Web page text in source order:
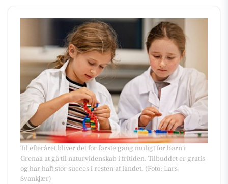
Til efteråret bliver det for første gang muligt for børn i
Grenaa at gå til naturvidenskab i fritiden. Tilbuddet er gratis
og har haft stor succes i resten af landet. (Foto: Lars
Svankjær)